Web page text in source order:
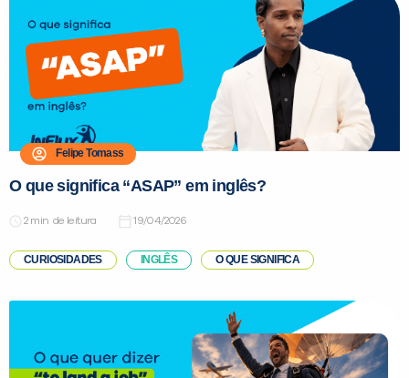
Felipe Tomass
O que significa “ASAP” em inglês?
de leitura 19/04/2026
CURIOSIDADES INGLÊS O QUE SIGNIFICA